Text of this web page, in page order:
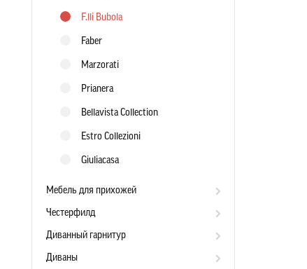
F.lli Bubola
Faber
Marzorati
Prianera
Bellavista Collection
Estro Collezioni
Giuliacasa
Мебель для прихожей
Честерфилд
Диванный гарнитур
Диваны